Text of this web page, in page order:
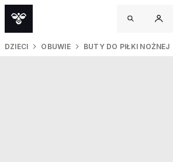
DZIECI OBUWIE BUTY DO PIŁKI NOŻNEJ